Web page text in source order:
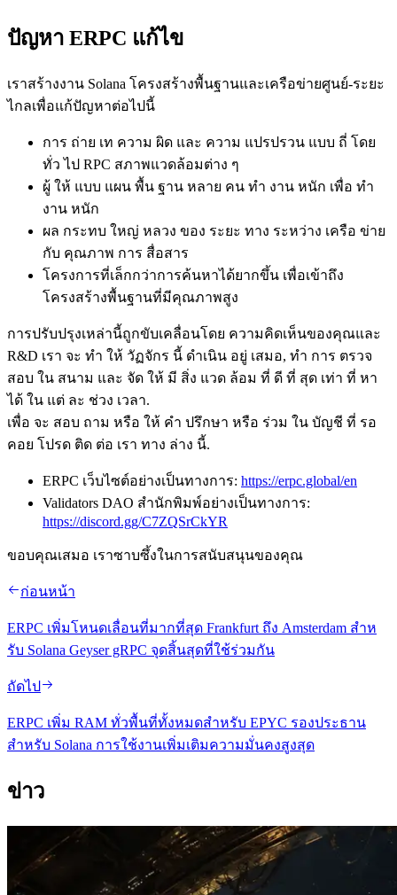
ปัญหา ERPC แก้ไข
เราสร้างงาน Solana โครงสร้างพื้นฐานและเครือข่ายศูนย์-ระยะ
ไกลเพื่อแก้ปัญหาต่อไปนี้
การ ถ่าย เท ความ ผิด และ ความ แปรปรวน แบบ ถี่ โดย
ทั่ว ไป RPC สภาพแวดล้อมต่าง ๆ
ผู้ ให้ แบบ แผน พื้น ฐาน หลาย คน ทํา งาน หนัก เพื่อ ทํา
งาน หนัก
ผล กระทบ ใหญ่ หลวง ของ ระยะ ทาง ระหว่าง เครือ ข่าย
กับ คุณภาพ การ สื่อสาร
โครงการที่เล็กกว่าการค้นหาได้ยากขึ้น เพื่อเข้าถึง
โครงสร้างพื้นฐานที่มีคุณภาพสูง
การปรับปรุงเหล่านี้ถูกขับเคลื่อนโดย ความคิดเห็นของคุณและ
R&D เรา จะ ทํา ให้ วัฏจักร นี้ ดําเนิน อยู่ เสมอ, ทํา การ ตรวจ
สอบ ใน สนาม และ จัด ให้ มี สิ่ง แวด ล้อม ที่ ดี ที่ สุด เท่า ที่ หา
ได้ ใน แต่ ละ ช่วง เวลา.
เพื่อ จะ สอบ ถาม หรือ ให้ คํา ปรึกษา หรือ ร่วม ใน บัญชี ที่ รอ
คอย โปรด ติด ต่อ เรา ทาง ล่าง นี้.
ERPC เว็บไซต์อย่างเป็นทางการ: https://erpc.global/en
Validators DAO สํานักพิมพ์อย่างเป็นทางการ:
https://discord.gg/C7ZQSrCkYR
ขอบคุณเสมอ เราซาบซึ้งในการสนับสนุนของคุณ
ก่อนหน้า
ERPC เพิ่มโหนดเลื่อนที่มากที่สุด Frankfurt ถึง Amsterdam สําห
รับ Solana Geyser gRPC จุดสิ้นสุดที่ใช้ร่วมกัน
ถัดไป
ERPC เพิ่ม RAM ทั่วพื้นที่ทั้งหมดสําหรับ EPYC รองประธาน
สําหรับ Solana การใช้งานเพิ่มเติมความมั่นคงสูงสุด
ข่าว